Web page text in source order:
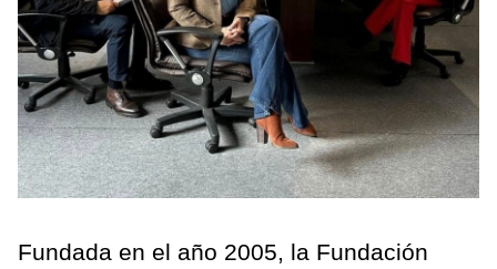
Fundada en el año 2005, la Fundación